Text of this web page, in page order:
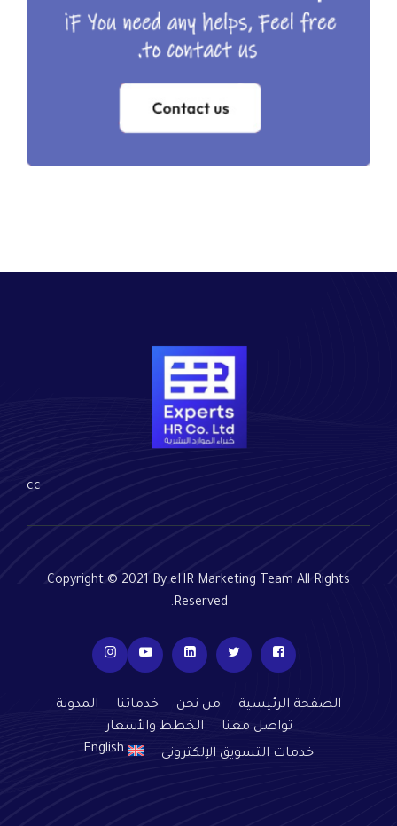
cc
Copyright © 2021 By eHR Marketing Team All Rights
Reserved.
الصفحة الرئيسية من نحن خدماتنا
المدونة
تواصل معنا
الخطط والأسعار
خدمات التسويق الإلكترونى
English